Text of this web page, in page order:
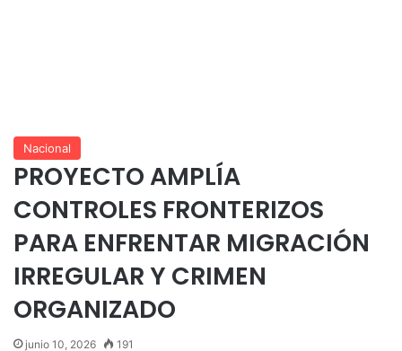
Nacional
PROYECTO AMPLÍA
CONTROLES FRONTERIZOS
PARA ENFRENTAR MIGRACIÓN
IRREGULAR Y CRIMEN
ORGANIZADO
junio 10, 2026 191